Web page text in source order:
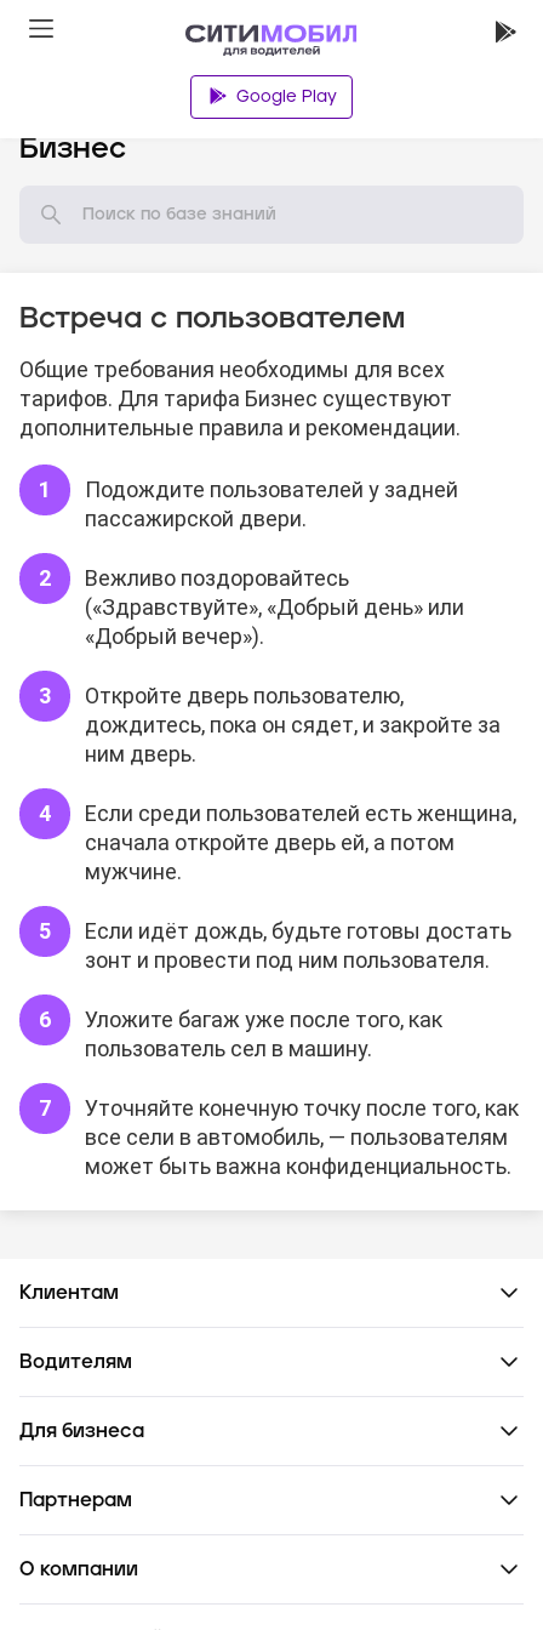
Google Play
Бизнес
Встреча с пользователем
Общие требования необходимы для всех
тарифов. Для тарифа Бизнес существуют
дополнительные правила и рекомендации.
Подождите пользователей у задней
пассажирской двери.
Вежливо поздоровайтесь
(«Здравствуйте», «Добрый день» или
«Добрый вечер»).
Откройте дверь пользователю,
дождитесь, пока он сядет, и закройте за
ним дверь.
Если среди пользователей есть женщина,
сначала откройте дверь ей, а потом
мужчине.
Если идёт дождь, будьте готовы достать
зонт и провести под ним пользователя.
Уложите багаж уже после того, как
пользователь сел в машину.
Уточняйте конечную точку после того, как
все сели в автомобиль, — пользователям
может быть важна конфиденциальность.
Клиентам
Водителям
Для бизнеса
Партнерам
О компании